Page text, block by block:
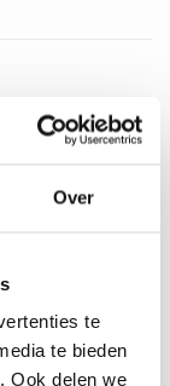
Over
te
te bieden
Ook delen we